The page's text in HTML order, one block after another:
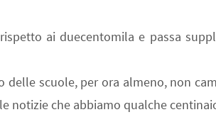
ai duecentomila e passa
scuole, per ora almeno, non
notizie che abbiamo qualche